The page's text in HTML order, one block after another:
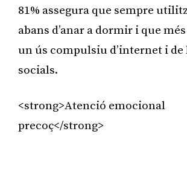
81% assegura que sempre
abans d’anar a dormir i que
un ús compulsiu d’internet i de
socials.
<strong>Atenció emocional
precoç</strong>